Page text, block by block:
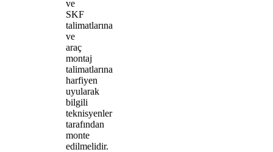
ve
SKF
talimatlarına
ve
araç
montaj
talimatlarına
harfiyen
uyularak
bilgili
teknisyenler
tarafından
monte
edilmelidir.